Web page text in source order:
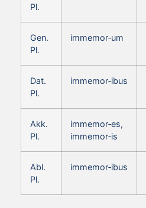
Pl.
Gen.
Pl.
immemor‑um
Dat.
Pl.
immemor‑ibus
Akk.
Pl.
immemor‑es,
immemor‑is
Abl.
Pl.
immemor‑ibus